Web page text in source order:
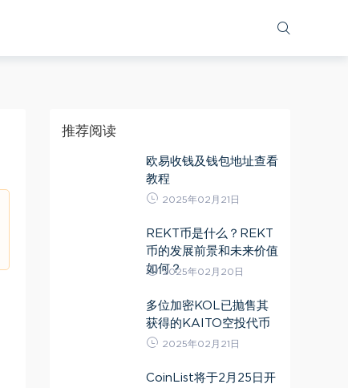
推荐阅读
欧易收钱及钱包地址查看
教程
2025年02月21日
REKT币是什么？REKT
币的发展前景和未来价值
如何？
2025年02月20日
多位加密KOL已抛售其
获得的KAITO空投代币
2025年02月21日
CoinList将于2月25日开